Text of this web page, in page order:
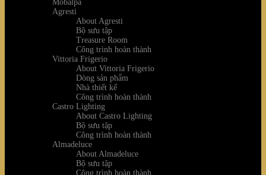
Mobalpa
Agresti
About Agresti
Bộ sưu tập
Treasure Room
Công trình hoàn thành
Vittoria Frigerio
About Vittoria Frigerio
Dòng sản phẩm
Nhà thiết kế
Công trình hoàn thành
Castro Lighting
About Castro Lighting
Bộ sưu tập
Công trình hoàn thành
Almadeluce
About Almadeluce
Bộ sưu tập
Công trình hoàn thành